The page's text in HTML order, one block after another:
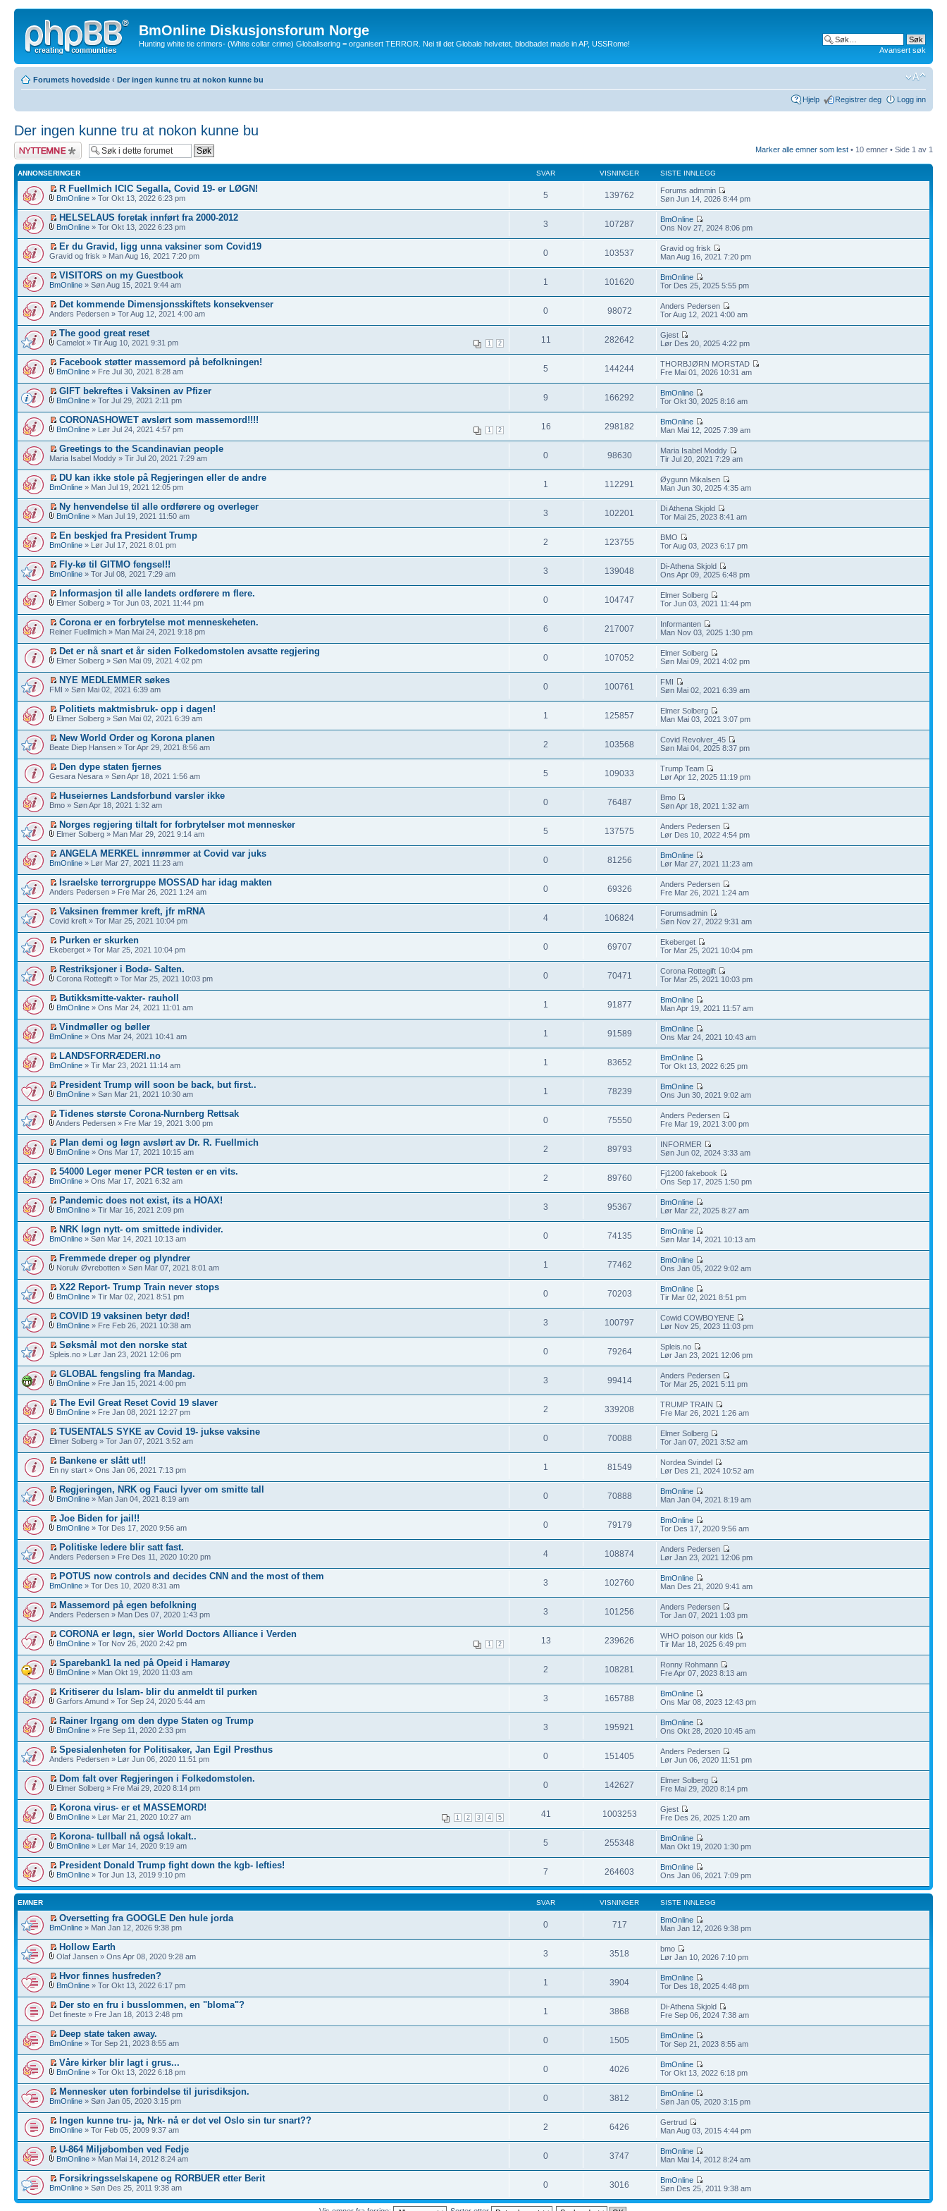
BmOnline Diskusjonsforum Norge
Hunting white tie crimers- (White collar crime) Globalisering = organisert TERROR. Nei til det Globale helvetet, blodbadet made in AP, USSRome!
Avansert søk
Forumets hovedside ‹ Der ingen kunne tru at nokon kunne bu
Hjelp Registrer deg Logg inn
Der ingen kunne tru at nokon kunne bu
Legg inn et nytt
emne
Marker alle emner som lest • 10 emner • Side 1 av 1
ANNONSERINGER SVAR VISNINGER SISTE INNLEGG
R Fuellmich ICIC Segalla, Covid 19- er LØGN!
BmOnline » Tor Okt 13, 2022 6:23 pm 5 139762
Forums admmin
Søn Jun 14, 2026 8:44 pm
HELSELAUS foretak innført fra 2000-2012
BmOnline » Tor Okt 13, 2022 6:23 pm 3 107287
BmOnline
Ons Nov 27, 2024 8:06 pm
Er du Gravid, ligg unna vaksiner som Covid19
Gravid og frisk » Man Aug 16, 2021 7:20 pm 0 103537
Gravid og frisk
Man Aug 16, 2021 7:20 pm
VISITORS on my Guestbook
BmOnline » Søn Aug 15, 2021 9:44 am 1 101620
BmOnline
Tor Des 25, 2025 5:55 pm
Det kommende Dimensjonsskiftets konsekvenser
Anders Pedersen » Tor Aug 12, 2021 4:00 am 0 98072
Anders Pedersen
Tor Aug 12, 2021 4:00 am
The good great reset
1 2
Camelot » Tir Aug 10, 2021 9:31 pm 11 282642
Gjest
Lør Des 20, 2025 4:22 pm
Facebook støtter massemord på befolkningen!
BmOnline » Fre Jul 30, 2021 8:28 am 5 144244
THORBJØRN MORSTAD
Fre Mai 01, 2026 10:31 am
GIFT bekreftes i Vaksinen av Pfizer
BmOnline » Tor Jul 29, 2021 2:11 pm 9 166292
BmOnline
Tor Okt 30, 2025 8:16 am
CORONASHOWET avslørt som massemord!!!!
1 2
BmOnline » Lør Jul 24, 2021 4:57 pm 16 298182
BmOnline
Man Mai 12, 2025 7:39 am
Greetings to the Scandinavian people
Maria Isabel Moddy » Tir Jul 20, 2021 7:29 am 0 98630
Maria Isabel Moddy
Tir Jul 20, 2021 7:29 am
DU kan ikke stole på Regjeringen eller de andre
BmOnline » Man Jul 19, 2021 12:05 pm 1 112291
Øygunn Mikalsen
Man Jun 30, 2025 4:35 am
Ny henvendelse til alle ordførere og overleger
BmOnline » Man Jul 19, 2021 11:50 am 3 102201
Di Athena Skjold
Tor Mai 25, 2023 8:41 am
En beskjed fra President Trump
BmOnline » Lør Jul 17, 2021 8:01 pm 2 123755
BMO
Tor Aug 03, 2023 6:17 pm
Fly-kø til GITMO fengsel!!
BmOnline » Tor Jul 08, 2021 7:29 am 3 139048
Di-Athena Skjold
Ons Apr 09, 2025 6:48 pm
Informasjon til alle landets ordførere m flere.
Elmer Solberg » Tor Jun 03, 2021 11:44 pm 0 104747
Elmer Solberg
Tor Jun 03, 2021 11:44 pm
Corona er en forbrytelse mot menneskeheten.
Reiner Fuellmich » Man Mai 24, 2021 9:18 pm 6 217007
Informanten
Man Nov 03, 2025 1:30 pm
Det er nå snart et år siden Folkedomstolen avsatte regjering
Elmer Solberg » Søn Mai 09, 2021 4:02 pm 0 107052
Elmer Solberg
Søn Mai 09, 2021 4:02 pm
NYE MEDLEMMER søkes
FMI » Søn Mai 02, 2021 6:39 am 0 100761
FMI
Søn Mai 02, 2021 6:39 am
Politiets maktmisbruk- opp i dagen!
Elmer Solberg » Søn Mai 02, 2021 6:39 am 1 125857
Elmer Solberg
Man Mai 03, 2021 3:07 pm
New World Order og Korona planen
Beate Diep Hansen » Tor Apr 29, 2021 8:56 am 2 103568
Covid Revolver_45
Søn Mai 04, 2025 8:37 pm
Den dype staten fjernes
Gesara Nesara » Søn Apr 18, 2021 1:56 am 5 109033
Trump Team
Lør Apr 12, 2025 11:19 pm
Huseiernes Landsforbund varsler ikke
Bmo » Søn Apr 18, 2021 1:32 am 0 76487
Bmo
Søn Apr 18, 2021 1:32 am
Norges regjering tiltalt for forbrytelser mot mennesker
Elmer Solberg » Man Mar 29, 2021 9:14 am 5 137575
Anders Pedersen
Lør Des 10, 2022 4:54 pm
ANGELA MERKEL innrømmer at Covid var juks
BmOnline » Lør Mar 27, 2021 11:23 am 0 81256
BmOnline
Lør Mar 27, 2021 11:23 am
Israelske terrorgruppe MOSSAD har idag makten
Anders Pedersen » Fre Mar 26, 2021 1:24 am 0 69326
Anders Pedersen
Fre Mar 26, 2021 1:24 am
Vaksinen fremmer kreft, jfr mRNA
Covid kreft » Tor Mar 25, 2021 10:04 pm 4 106824
Forumsadmin
Søn Nov 27, 2022 9:31 am
Purken er skurken
Ekeberget » Tor Mar 25, 2021 10:04 pm 0 69707
Ekeberget
Tor Mar 25, 2021 10:04 pm
Restriksjoner i Bodø- Salten.
Corona Rottegift » Tor Mar 25, 2021 10:03 pm 0 70471
Corona Rottegift
Tor Mar 25, 2021 10:03 pm
Butikksmitte-vakter- rauholl
BmOnline » Ons Mar 24, 2021 11:01 am 1 91877
BmOnline
Man Apr 19, 2021 11:57 am
Vindmøller og bøller
BmOnline » Ons Mar 24, 2021 10:41 am 1 91589
BmOnline
Ons Mar 24, 2021 10:43 am
LANDSFORRÆDERI.no
BmOnline » Tir Mar 23, 2021 11:14 am 1 83652
BmOnline
Tor Okt 13, 2022 6:25 pm
President Trump will soon be back, but first..
BmOnline » Søn Mar 21, 2021 10:30 am 1 78239
BmOnline
Ons Jun 30, 2021 9:02 am
Tidenes største Corona-Nurnberg Rettsak
Anders Pedersen » Fre Mar 19, 2021 3:00 pm 0 75550
Anders Pedersen
Fre Mar 19, 2021 3:00 pm
Plan demi og løgn avslørt av Dr. R. Fuellmich
BmOnline » Ons Mar 17, 2021 10:15 am 2 89793
INFORMER
Søn Jun 02, 2024 3:33 am
54000 Leger mener PCR testen er en vits.
BmOnline » Ons Mar 17, 2021 6:32 am 2 89760
Fj1200 fakebook
Ons Sep 17, 2025 1:50 pm
Pandemic does not exist, its a HOAX!
BmOnline » Tir Mar 16, 2021 2:09 pm 3 95367
BmOnline
Lør Mar 22, 2025 8:27 am
NRK løgn nytt- om smittede individer.
BmOnline » Søn Mar 14, 2021 10:13 am 0 74135
BmOnline
Søn Mar 14, 2021 10:13 am
Fremmede dreper og plyndrer
Norulv Øvrebotten » Søn Mar 07, 2021 8:01 am 1 77462
BmOnline
Ons Jan 05, 2022 9:02 am
X22 Report- Trump Train never stops
BmOnline » Tir Mar 02, 2021 8:51 pm 0 70203
BmOnline
Tir Mar 02, 2021 8:51 pm
COVID 19 vaksinen betyr død!
BmOnline » Fre Feb 26, 2021 10:38 am 3 100797
Cowid COWBOYENE
Lør Nov 25, 2023 11:03 pm
Søksmål mot den norske stat
Spleis.no » Lør Jan 23, 2021 12:06 pm 0 79264
Spleis.no
Lør Jan 23, 2021 12:06 pm
GLOBAL fengsling fra Mandag.
BmOnline » Fre Jan 15, 2021 4:00 pm 3 99414
Anders Pedersen
Tor Mar 25, 2021 5:11 pm
The Evil Great Reset Covid 19 slaver
BmOnline » Fre Jan 08, 2021 12:27 pm 2 339208
TRUMP TRAIN
Fre Mar 26, 2021 1:26 am
TUSENTALS SYKE av Covid 19- jukse vaksine
Elmer Solberg » Tor Jan 07, 2021 3:52 am 0 70088
Elmer Solberg
Tor Jan 07, 2021 3:52 am
Bankene er slått ut!!
En ny start » Ons Jan 06, 2021 7:13 pm 1 81549
Nordea Svindel
Lør Des 21, 2024 10:52 am
Regjeringen, NRK og Fauci lyver om smitte tall
BmOnline » Man Jan 04, 2021 8:19 am 0 70888
BmOnline
Man Jan 04, 2021 8:19 am
Joe Biden for jail!!
BmOnline » Tor Des 17, 2020 9:56 am 0 79179
BmOnline
Tor Des 17, 2020 9:56 am
Politiske ledere blir satt fast.
Anders Pedersen » Fre Des 11, 2020 10:20 pm 4 108874
Anders Pedersen
Lør Jan 23, 2021 12:06 pm
POTUS now controls and decides CNN and the most of them
BmOnline » Tor Des 10, 2020 8:31 am 3 102760
BmOnline
Man Des 21, 2020 9:41 am
Massemord på egen befolkning
Anders Pedersen » Man Des 07, 2020 1:43 pm 3 101256
Anders Pedersen
Tor Jan 07, 2021 1:03 pm
CORONA er løgn, sier World Doctors Alliance i Verden
1 2
BmOnline » Tor Nov 26, 2020 2:42 pm 13 239626
WHO poison our kids
Tir Mar 18, 2025 6:49 pm
Sparebank1 la ned på Opeid i Hamarøy
BmOnline » Man Okt 19, 2020 11:03 am 2 108281
Ronny Rohmann
Fre Apr 07, 2023 8:13 am
Kritiserer du Islam- blir du anmeldt til purken
Garfors Amund » Tor Sep 24, 2020 5:44 am 3 165788
BmOnline
Ons Mar 08, 2023 12:43 pm
Rainer Irgang om den dype Staten og Trump
BmOnline » Fre Sep 11, 2020 2:33 pm 3 195921
BmOnline
Ons Okt 28, 2020 10:45 am
Spesialenheten for Politisaker, Jan Egil Presthus
Anders Pedersen » Lør Jun 06, 2020 11:51 pm 0 151405
Anders Pedersen
Lør Jun 06, 2020 11:51 pm
Dom falt over Regjeringen i Folkedomstolen.
Elmer Solberg » Fre Mai 29, 2020 8:14 pm 0 142627
Elmer Solberg
Fre Mai 29, 2020 8:14 pm
Korona virus- er et MASSEMORD!
1 2 3 4 5
BmOnline » Lør Mar 21, 2020 10:27 am 41 1003253
Gjest
Fre Des 26, 2025 1:20 am
Korona- tullball nå også lokalt..
BmOnline » Lør Mar 14, 2020 9:19 am 5 255348
BmOnline
Man Okt 19, 2020 1:30 pm
President Donald Trump fight down the kgb- lefties!
BmOnline » Tor Jun 13, 2019 9:10 pm 7 264603
BmOnline
Ons Jan 06, 2021 7:09 pm
EMNER SVAR VISNINGER SISTE INNLEGG
Oversetting fra GOOGLE Den hule jorda
BmOnline » Man Jan 12, 2026 9:38 pm 0 717
BmOnline
Man Jan 12, 2026 9:38 pm
Hollow Earth
Olaf Jansen » Ons Apr 08, 2020 9:28 am 3 3518
bmo
Lør Jan 10, 2026 7:10 pm
Hvor finnes husfreden?
BmOnline » Tor Okt 13, 2022 6:17 pm 1 3904
BmOnline
Tor Des 18, 2025 4:48 pm
Der sto en fru i busslommen, en "bloma"?
Det fineste » Fre Jan 18, 2013 2:48 pm 1 3868
Di-Athena Skjold
Fre Sep 06, 2024 7:38 am
Deep state taken away.
BmOnline » Tor Sep 21, 2023 8:55 am 0 1505
BmOnline
Tor Sep 21, 2023 8:55 am
Våre kirker blir lagt i grus...
BmOnline » Tor Okt 13, 2022 6:18 pm 0 4026
BmOnline
Tor Okt 13, 2022 6:18 pm
Mennesker uten forbindelse til jurisdiksjon.
BmOnline » Søn Jan 05, 2020 3:15 pm 0 3812
BmOnline
Søn Jan 05, 2020 3:15 pm
Ingen kunne tru- ja, Nrk- nå er det vel Oslo sin tur snart??
BmOnline » Tor Feb 05, 2009 9:37 am 2 6426
Gertrud
Man Aug 03, 2015 4:44 pm
U-864 Miljøbomben ved Fedje
BmOnline » Man Mai 14, 2012 8:24 am 0 3747
BmOnline
Man Mai 14, 2012 8:24 am
Forsikringsselskapene og RORBUER etter Berit
BmOnline » Søn Des 25, 2011 9:38 am 0 3016
BmOnline
Søn Des 25, 2011 9:38 am